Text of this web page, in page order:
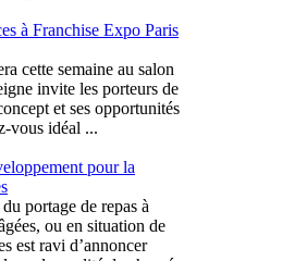
à Franchise Expo Paris
cette semaine au salon
invite les porteurs de
et ses opportunités
vous idéal ...
pour la
portage de repas à
ou en situation de
est ravi d’annoncer